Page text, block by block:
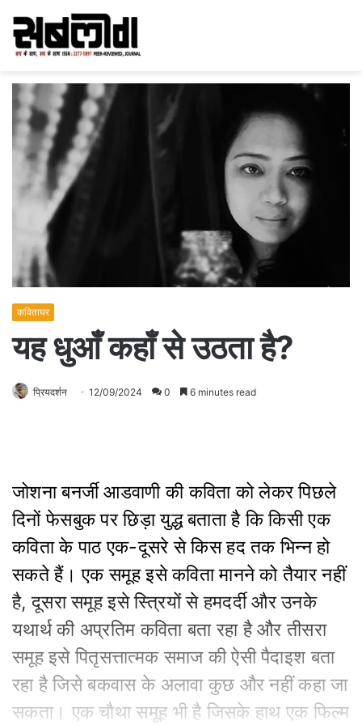
कविताघर
यह धुआँ कहाँ से उठता है?
प्रियदर्शन 12/09/2024 0 6 minutes read
जोशना बनर्जी आडवाणी की कविता को लेकर पिछले
दिनों फेसबुक पर छिड़ा युद्ध बताता है कि किसी एक
कविता के पाठ एक-दूसरे से किस हद तक भिन्न हो
सकते हैं। एक समूह इसे कविता मानने को तैयार नहीं
है, दूसरा समूह इसे स्त्रियों से हमदर्दी और उनके
यथार्थ की अप्रतिम कविता बता रहा है और तीसरा
समूह इसे पितृसत्तात्मक समाज की ऐसी पैदाइश बता
रहा है जिसे बकवास के अलावा कुछ और नहीं कहा जा
सकता। एक चौथा समूह भी है जिसके हाथ एक फिल्म